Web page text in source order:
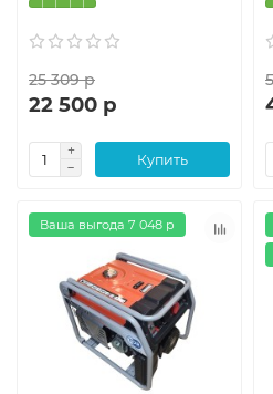
25 309 р
22 500 р
Купить
Ваша выгода 7 048 р